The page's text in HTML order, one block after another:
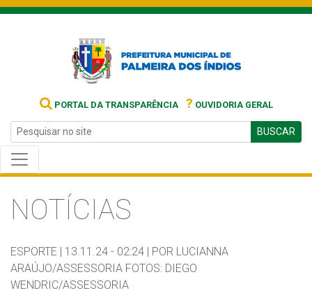
PORTAL DA TRANSPARÊNCIA ? OUVIDORIA GERAL
BUSCAR
NOTÍCIAS
ESPORTE | 13.11.24 - 02:24 | POR LUCIANNA
ARAÚJO/ASSESSORIA FOTOS: DIEGO
WENDRIC/ASSESSORIA